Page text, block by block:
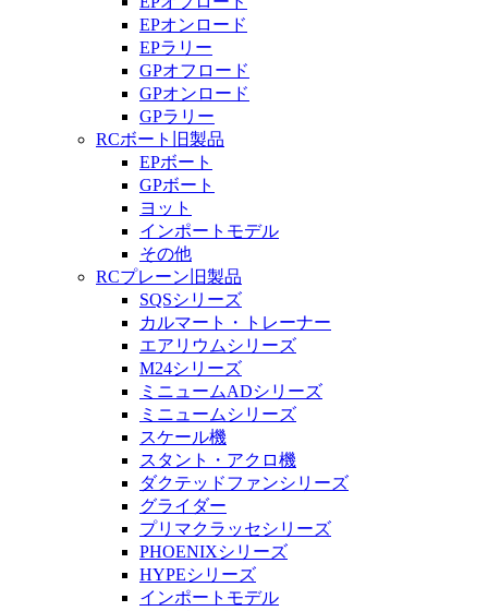
EPオンロード
EPラリー
GPオフロード
GPオンロード
GPラリー
RCボート旧製品
EPボート
GPボート
ヨット
インポートモデル
その他
RCプレーン旧製品
SQSシリーズ
カルマート・トレーナー
エアリウムシリーズ
M24シリーズ
ミニュームADシリーズ
ミニュームシリーズ
スケール機
スタント・アクロ機
ダクテッドファンシリーズ
グライダー
プリマクラッセシリーズ
PHOENIXシリーズ
HYPEシリーズ
インポートモデル